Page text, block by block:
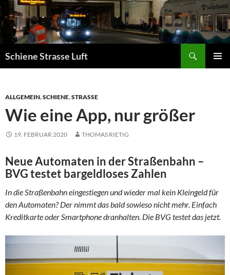
Zum
Inhalt
springen
Schiene Strasse Luft
ALLGEMEIN,SCHIENE,STRASSE
Wie eine App, nur größer
19. FEBRUAR 2020 THOMAS RIETIG
Neue Automaten in der Straßenbahn –
BVG testet bargeldloses Zahlen
In die Straßenbahn eingestiegen und wieder mal kein Kleingeld für
den Automaten? Der nimmt das bald sowieso nicht mehr. Einfach
Kreditkarte oder Smartphone dranhalten. Die BVG testet das jetzt.